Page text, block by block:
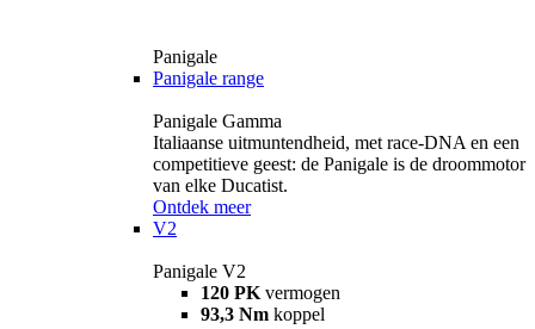
Panigale
Panigale range
Panigale Gamma
Italiaanse uitmuntendheid, met race-DNA en een
competitieve geest: de Panigale is de droommotor
van elke Ducatist.
Ontdek meer
V2
Panigale V2
120 PK vermogen
93,3 Nm koppel